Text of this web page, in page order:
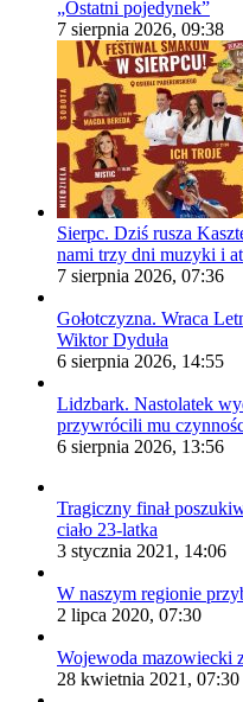
„Ostatni pojedynek”
7 sierpnia 2026, 09:38
Sierpc. Dziś rusza
nami trzy dni muzyki i
7 sierpnia 2026, 07:36
Gołotczyzna. Wraca
Wiktor Dyduła
6 sierpnia 2026, 14:55
Lidzbark. Nastolatek
przywrócili mu
6 sierpnia 2026, 13:56
Tragiczny finał
ciało 23-latka
3 stycznia 2021, 14:06
W naszym regionie
2 lipca 2020, 07:30
Wojewoda mazowiecki
28 kwietnia 2021, 07:30